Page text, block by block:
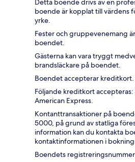
Detta boende drivs av en
boende är kopplat till värdens
yrke.
Fester och gruppevenemang
boendet.
Gästerna kan vara tryggt
brandsläckare på boendet.
Boendet accepterar
Följande kreditkort
American Express.
Kontanttransaktioner på
5000, på grund av statliga
information kan du kontakta
kontaktinformationen i
Boendets